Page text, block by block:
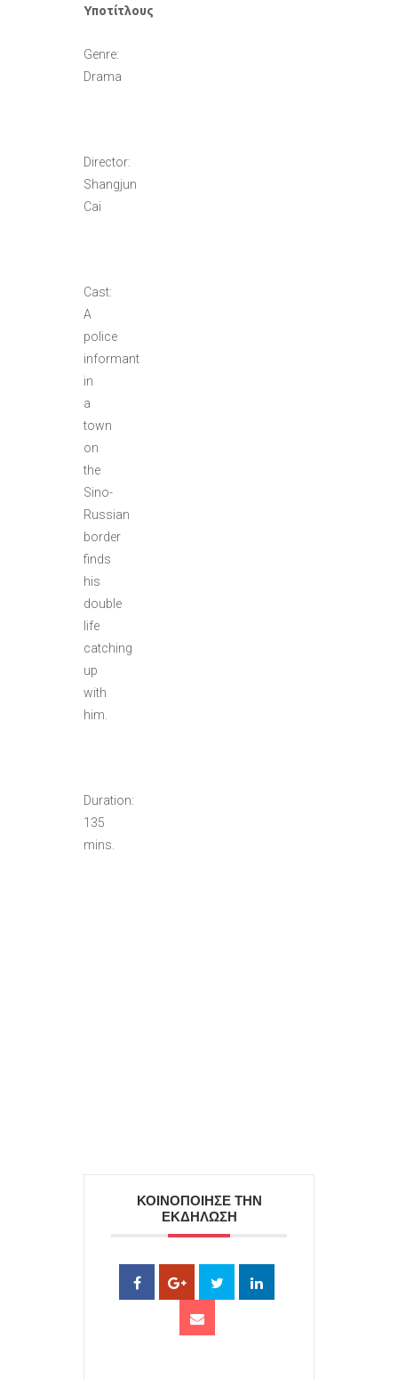
Υποτίτλους
Genre:
Drama
Director:
Shangjun
Cai
Cast:
A
police
informant
in
a
town
on
the
Sino-
Russian
border
finds
his
double
life
catching
up
with
him.
Duration:
135
mins.
ΚΟΙΝΟΠΟΙΗΣΕ ΤΗΝ
ΕΚΔΗΛΩΣΗ